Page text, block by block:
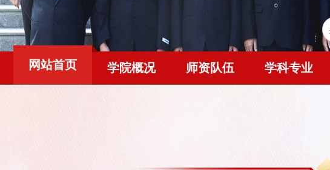
网站首页 学院概况 师资队伍 学科专业